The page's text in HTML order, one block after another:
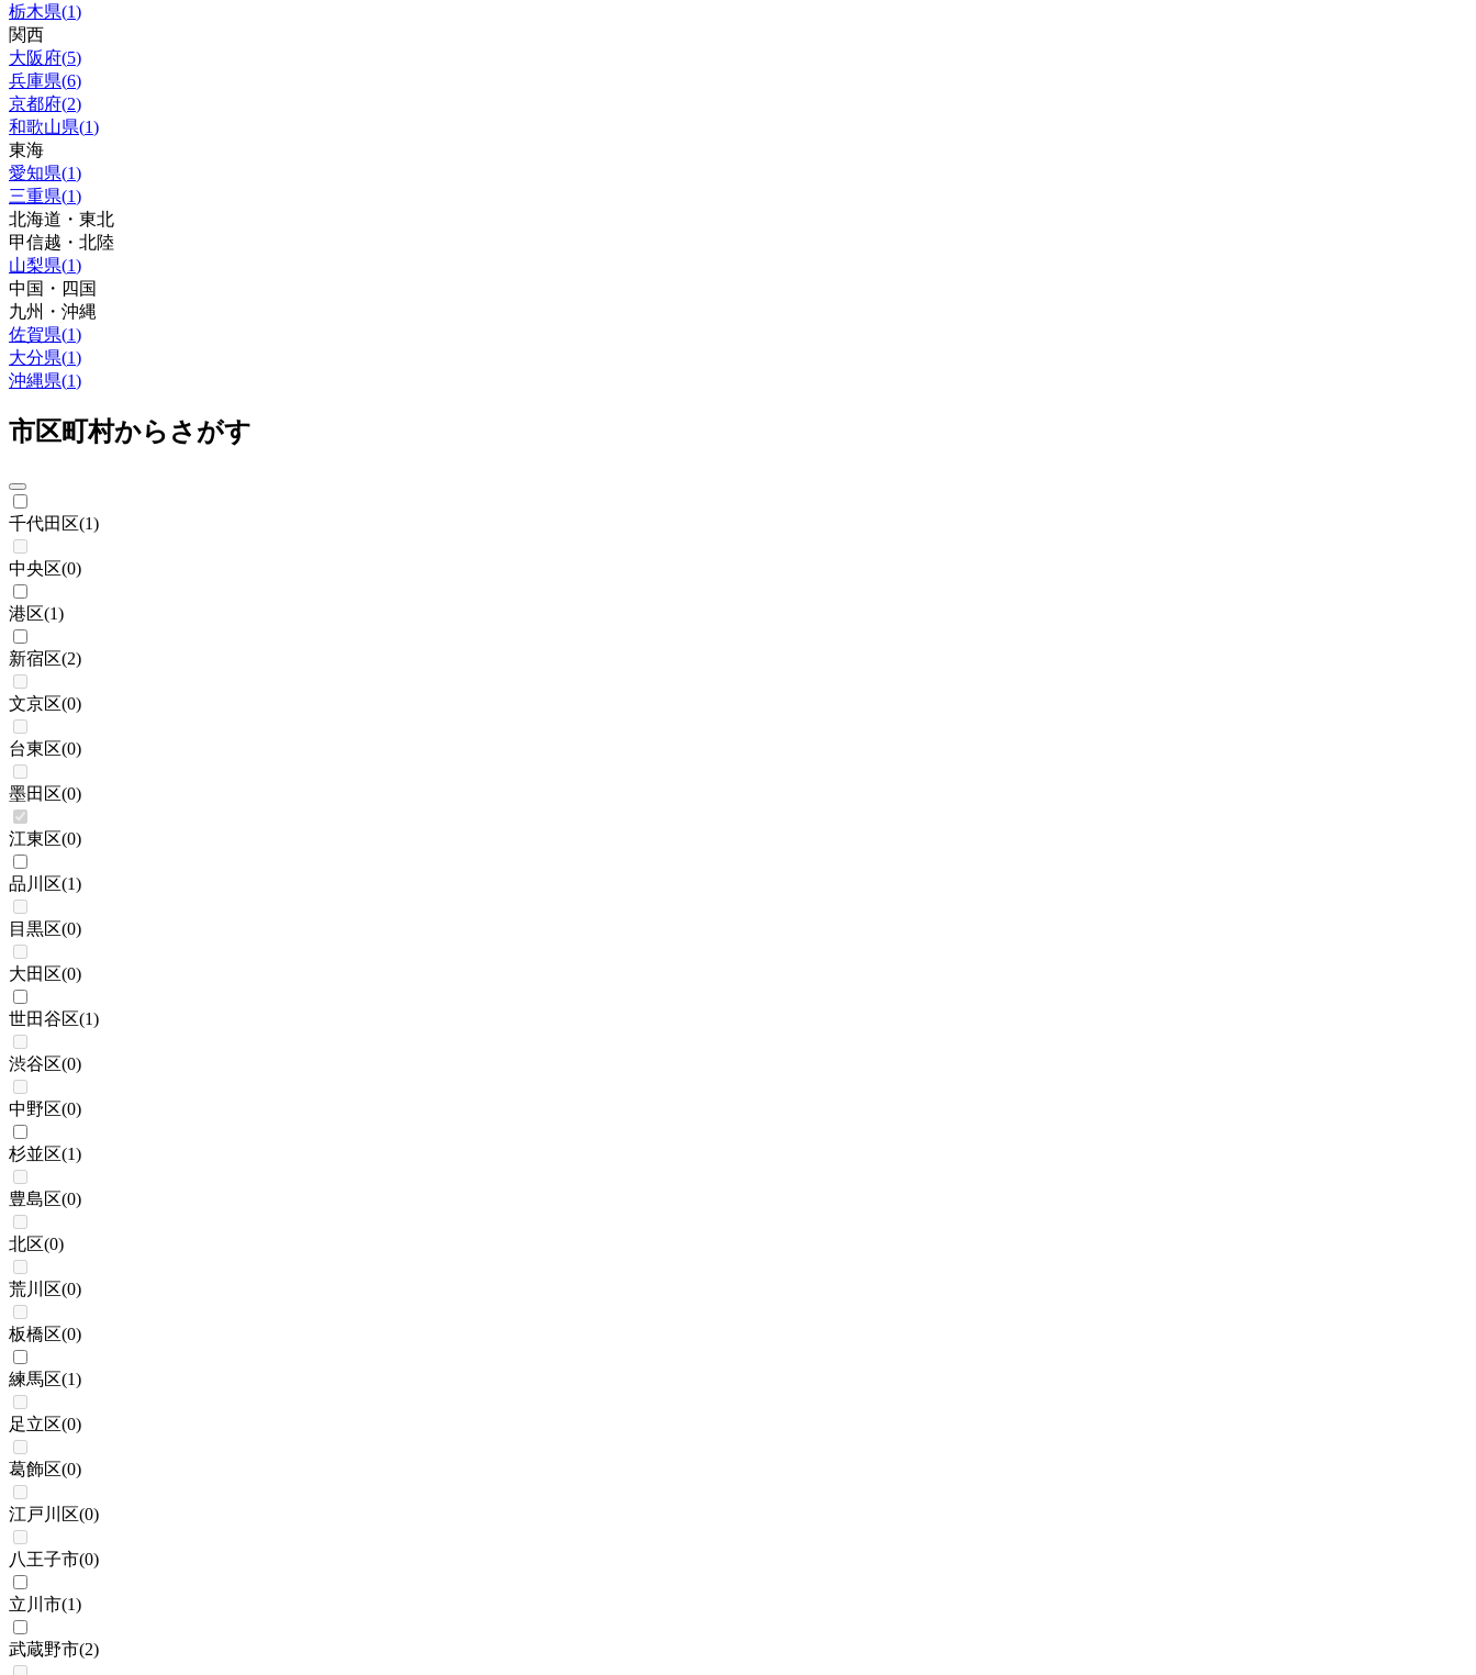
栃木県(1)
関西
大阪府(5)
兵庫県(6)
京都府(2)
和歌山県(1)
東海
愛知県(1)
三重県(1)
北海道・東北
甲信越・北陸
山梨県(1)
中国・四国
九州・沖縄
佐賀県(1)
大分県(1)
沖縄県(1)
市区町村からさがす
千代田区(1)
中央区(0)
港区(1)
新宿区(2)
文京区(0)
台東区(0)
墨田区(0)
江東区(0)
品川区(1)
目黒区(0)
大田区(0)
世田谷区(1)
渋谷区(0)
中野区(0)
杉並区(1)
豊島区(0)
北区(0)
荒川区(0)
板橋区(0)
練馬区(1)
足立区(0)
葛飾区(0)
江戸川区(0)
八王子市(0)
立川市(1)
武蔵野市(2)